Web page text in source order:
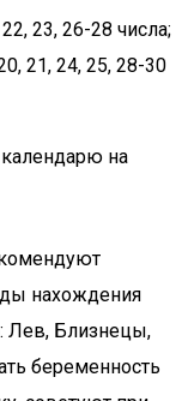
23, 26-28 числа;
21, 24, 25, 28-30
на
нахождения
Лев, Близнецы,
беременность